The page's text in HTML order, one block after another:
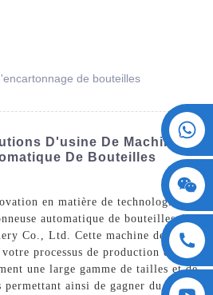
de bouteilles
D'usine De Machines
De Bouteilles
en matière de technologie
automatique de bouteilles de
Co., Ltd. Cette machine de pointe
processus de production en
une large gamme de tailles et de
ainsi de gagner du temps